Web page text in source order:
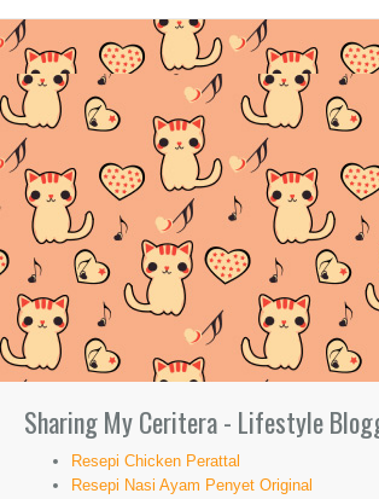
Sharing My Ceritera - Lifestyle
Resepi Chicken Perattal
Resepi Nasi Ayam Penyet Original